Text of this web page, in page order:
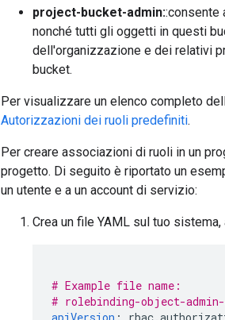
project-bucket-admin::consente
nonché tutti gli oggetti in questi
dell'organizzazione e dei relativi
bucket.
Per visualizzare un elenco completo
Autorizzazioni dei ruoli predefiniti.
Per creare associazioni di ruoli in un
progetto. Di seguito è riportato un
un utente e a un account di servizio:
Crea un file YAML sul tuo
# Example file name:
# rolebinding-object-